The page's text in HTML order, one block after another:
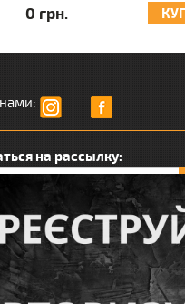
на рассылку:
наш интернет магазин?